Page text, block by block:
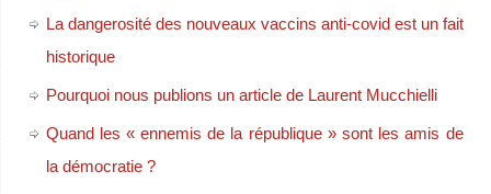
La dangerosité des nouveaux vaccins anti-covid est un fait
historique
Pourquoi nous publions un article de Laurent Mucchielli
Quand les « ennemis de la république » sont les amis de
la démocratie ?